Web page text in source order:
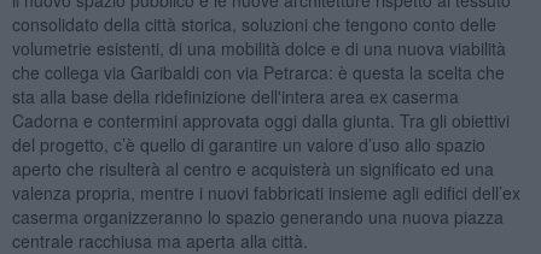
consolidato della città storica, soluzioni che tengono conto delle
volumetrie esistenti, di una mobilità dolce e di una nuova viabilità
che collega via Garibaldi con via Petrarca: è questa la scelta che
sta alla base della ridefinizione dell'intera area ex caserma
Cadorna e contermini approvata oggi dalla giunta. Tra gli obiettivi
del progetto, c’è quello di garantire un valore d’uso allo spazio
aperto che risulterà al centro e acquisterà un significato ed una
valenza propria, mentre i nuovi fabbricati insieme agli edifici dell’ex
caserma organizzeranno lo spazio generando una nuova piazza
centrale racchiusa ma aperta alla città.